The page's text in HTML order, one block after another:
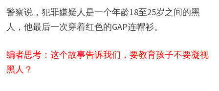
警察说，犯罪嫌疑人是一个年龄18至25岁之间的黑
人，他最后一次穿着红色的GAP连帽衫。
编者思考：这个故事告诉我们，要教育孩子不要凝视
黑人？